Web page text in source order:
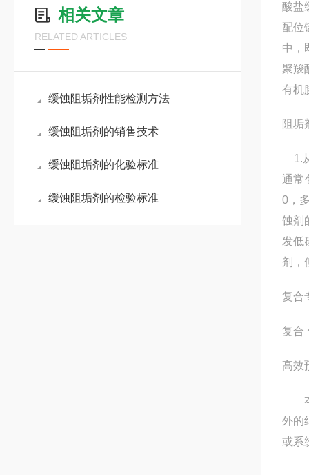
相关文章
RELATED ARTICLES
缓蚀阻垢剂性能检测方法
缓蚀阻垢剂的销售技术
缓蚀阻垢剂的化验标准
缓蚀阻垢剂的检验标准
酸盐
配位
中，
聚羧
有机
阻垢
1.
通常
0，
蚀剂
发低
剂，
复合
复合
高效
本
外的
或系